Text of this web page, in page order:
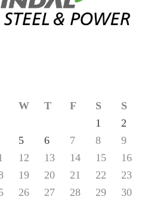
W T F S
S
1
2
5 6 7 8
9
12 13 14 15
16
19 20 21 22
23
26 27 28 29
30